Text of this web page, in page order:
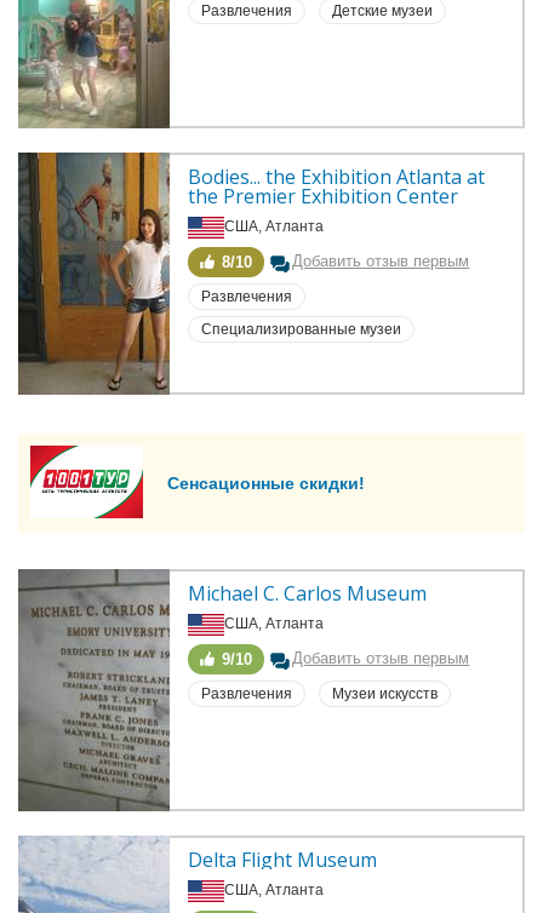
Развлечения Детские музеи
Bodies... the Exhibition Atlanta at
the Premier Exhibition Center
США, Атланта
8/10 Добавить отзыв первым
Развлечения
Специализированные музеи
Сенсационные скидки!
Michael C. Carlos Museum
США, Атланта
9/10 Добавить отзыв первым
Развлечения Музеи искусств
Delta Flight Museum
США, Атланта